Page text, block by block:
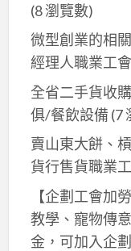
(8 瀏覽數)
微型創業的相
經理人職業工會
全省二手貨收
俱/餐飲設備 (7
賣山東大餅、
貨行售貨職業
【企劃工會加
教學、寵物傳
金，可加入企